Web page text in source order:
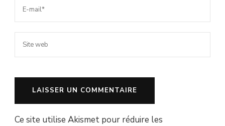
Ce site utilise Akismet pour réduire les